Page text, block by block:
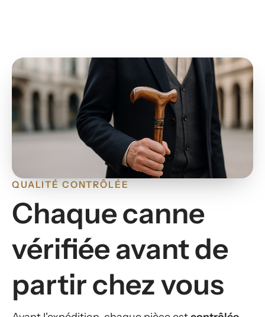
QUALITÉ CONTRÔLÉE
Chaque canne
vérifiée avant de
partir chez vous